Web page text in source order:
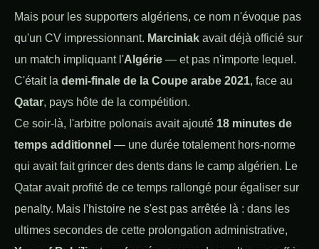
Mais pour les supporters algériens, ce nom n'évoque pas
qu'un CV impressionnant. Marciniak avait déjà officié sur
un match impliquant l'Algérie — et pas n'importe lequel.
C'était la demi-finale de la Coupe arabe 2021, face au
Qatar, pays hôte de la compétition.
Ce soir-là, l'arbitre polonais avait ajouté 18 minutes de
temps additionnel — une durée totalement hors-norme
qui avait fait grincer des dents dans le camp algérien. Le
Qatar avait profité de ce temps rallongé pour égaliser sur
penalty. Mais l'histoire ne s'est pas arrêtée là : dans les
ultimes secondes de cette prolongation administrative,